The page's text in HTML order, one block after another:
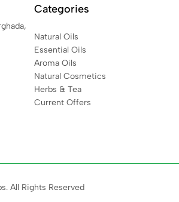
Categories
Natural Oils
Essential Oils
Aroma Oils
Natural Cosmetics
Herbs & Tea
Current Offers
All Rights Reserved